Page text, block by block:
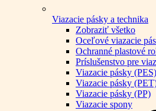
Viazacie pásky a technika
Zobraziť všetko
Oceľové viazacie
Ochranné plastové
Príslušenstvo pre
Viazacie pásky (PES)
Viazacie pásky
Viazacie pásky (PP)
Viazacie spony